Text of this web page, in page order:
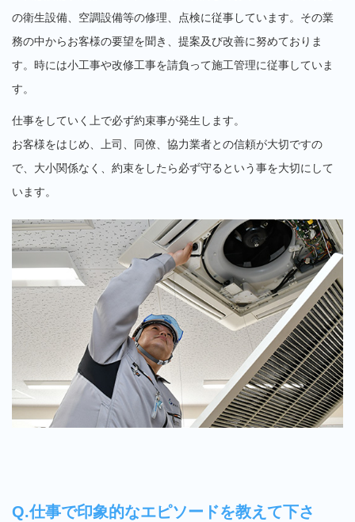
の衛生設備、空調設備等の修理、点検に従事しています。その業
務の中からお客様の要望を聞き、提案及び改善に努めておりま
す。時には小工事や改修工事を請負って施工管理に従事していま
す。
仕事をしていく上で必ず約束事が発生します。
お客様をはじめ、上司、同僚、協力業者との信頼が大切ですの
で、大小関係なく、約束をしたら必ず守るという事を大切にして
います。
Q.仕事で印象的なエピソードを教えて下さ